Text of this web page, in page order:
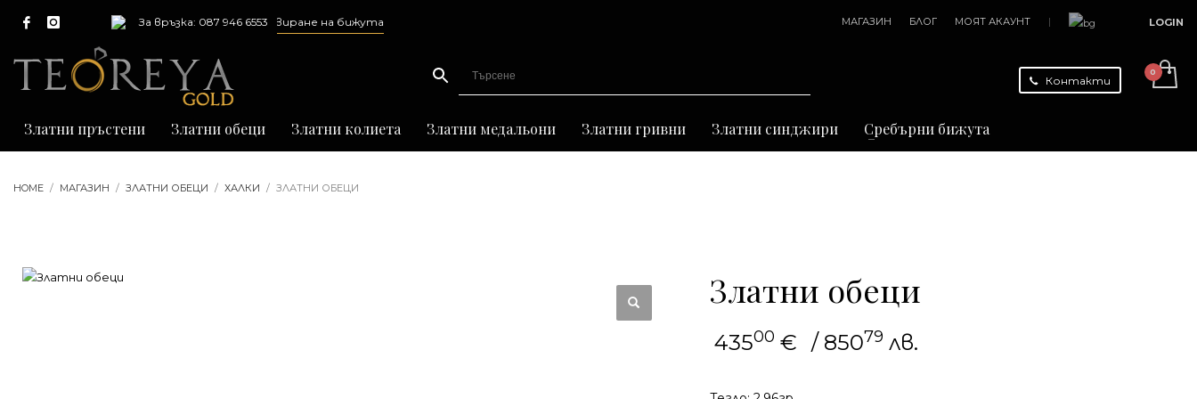
За връзка: 087 946 6553
Предлагаме ремонт, почистване и гравиране на бижута МАГАЗИН БЛОГ МОЯТ АКАУНТ | LOGIN
Контакти
Златни пръстени Златни обеци Златни колиета Златни медальони Златни гривни Златни синджири Сребърни бижута
HOME МАГАЗИН ЗЛАТНИ ОБЕЦИ ХАЛКИ ЗЛАТНИ ОБЕЦИ
Златни обеци
43500 € / 85079 лв.